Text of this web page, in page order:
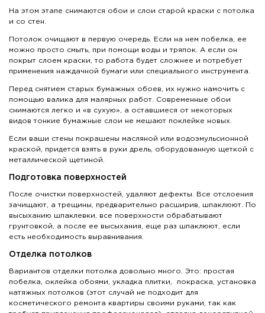
На этом этапе снимаются обои и слои старой краски с потолка
и со стен.
Потолок очищают в первую очередь. Если на нем побелка, ее
можно просто смыть, при помощи воды и тряпок. А если он
покрыт слоем краски, то работа будет сложнее и потребует
применения наждачной бумаги или специального инструмента.
Перед снятием старых бумажных обоев, их нужно намочить с
помощью валика для малярных работ. Современные обои
снимаются легко и «в сухую», а оставшиеся от некоторых
видов тонкие бумажные слои не мешают поклейке новых.
Если ваши стены покрашены масляной или водоэмульсионной
краской, придется взять в руки дрель, оборудованную щеткой с
металлической щетиной.
Подготовка поверхностей
После очистки поверхностей, удаляют дефекты. Все отслоения
зачищают, а трещины, предварительно расширив, шпаклюют. По
высыханию шпаклевки, все поверхности обрабатывают
грунтовкой, а после ее высыхания, еще раз шпаклюют, если
есть необходимость выравнивания.
Отделка потолков
Вариантов отделки потолка довольно много. Это: простая
побелка, оклейка обоями, укладка плитки, покраска, установка
натяжных потолков (этот случай не подходит для
косметического ремонта квартиры своими руками, так как